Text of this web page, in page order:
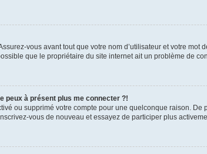
vous avant tout que votre nom d’utilisateur et votre
que le propriétaire du site internet ait un problème de
peux à présent plus me connecter ?!
ou supprimé votre compte pour une quelconque raison.
vous de nouveau et essayez de participer plus